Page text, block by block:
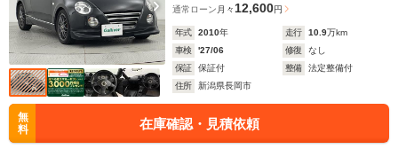
通常ローン 月々12,600円
年式 2010年 走行 10.9万km
車検
'27/06 修復
なし
保証
保証付 整備
法定整備付
住所
新潟県長岡市
無
料
在庫確認・見積依頼